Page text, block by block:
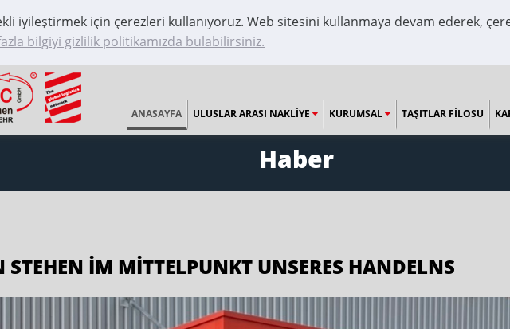
iyileştirmek için çerezleri kullanıyoruz. Web sitesini kullanmaya devam ederek,
bilgiyi gizlilik politikamızda bulabilirsiniz.
İletişim
ANASAYFA ULUSLAR ARASI NAKLIYE KURUMSAL TAŞITLAR FILOSU
Haber
STEHEN IM MITTELPUNKT UNSERES HANDELNS